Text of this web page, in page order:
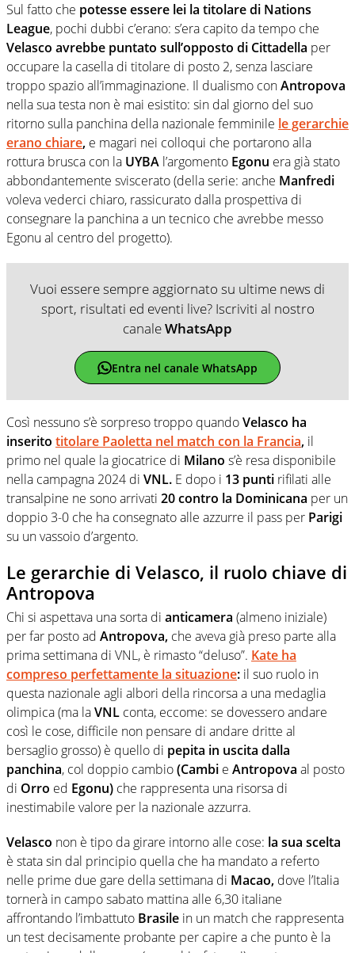
Sul fatto che potesse essere lei la titolare di Nations
League, pochi dubbi c’erano: s’era capito da tempo che
Velasco avrebbe puntato sull’opposto di Cittadella per
occupare la casella di titolare di posto 2, senza lasciare
troppo spazio all’immaginazione. Il dualismo conAntropova
nella sua testa non è mai esistito: sin dal giorno del suo
ritorno sulla panchina della nazionale femminile le gerarchie
erano chiare, e magari nei colloqui che portarono alla
rottura brusca con la UYBA l’argomento Egonu era già stato
abbondantemente sviscerato (della serie: anche Manfredi
voleva vederci chiaro, rassicurato dalla prospettiva di
consegnare la panchina a un tecnico che avrebbe messo
Egonu al centro del progetto).
Vuoi essere sempre aggiornato su ultime news di
sport, risultati ed eventi live? Iscriviti al nostro
canaleWhatsApp
Entra nel canale WhatsApp
Così nessuno s’è sorpreso troppo quandoVelasco ha
inserito titolare Paoletta nel match con la Francia, il
primo nel quale la giocatrice di Milano s’è resa disponibile
nella campagna 2024 di VNL. E dopo i 13 punti rifilati alle
transalpine ne sono arrivati 20 contro la Dominicana per un
doppio 3-0 che ha consegnato alle azzurre il pass per Parigi
su un vassoio d’argento.
Le gerarchie di Velasco, il ruolo chiave di
Antropova
Chi si aspettava una sorta di anticamera (almeno iniziale)
per far posto ad Antropova, che aveva già preso parte alla
prima settimana di VNL, è rimasto “deluso”. Kate ha
compreso perfettamente la situazione: il suo ruolo in
questa nazionale agli albori della rincorsa a una medaglia
olimpica (ma laVNL conta, eccome: se dovessero andare
così le cose, difficile non pensare di andare dritte al
bersaglio grosso) è quello di pepita in uscita dalla
panchina, col doppio cambio(Cambi e Antropova al posto
di Orro ed Egonu) che rappresenta una risorsa di
inestimabile valore per la nazionale azzurra.
Velasco non è tipo da girare intorno alle cose: la sua scelta
è stata sin dal principio quella che ha mandato a referto
nelle prime due gare della settimana di Macao, dove l’Italia
tornerà in campo sabato mattina alle 6,30 italiane
affrontando l’imbattuto Brasile in un match che rappresenta
un test decisamente probante per capire a che punto è la